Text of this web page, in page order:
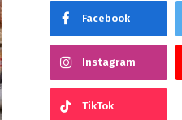
Facebook
Instagram
TikTok